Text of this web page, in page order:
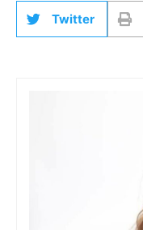
Twitter